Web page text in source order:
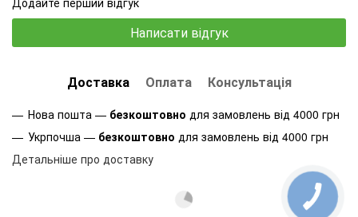
Написати відгук
Доставка Оплата Консультація
Нова пошта — безкоштовно для замовлень від 4000 грн
Укрпочша — безкоштовно для замовлень від 4000 грн
Детальніше про доставку